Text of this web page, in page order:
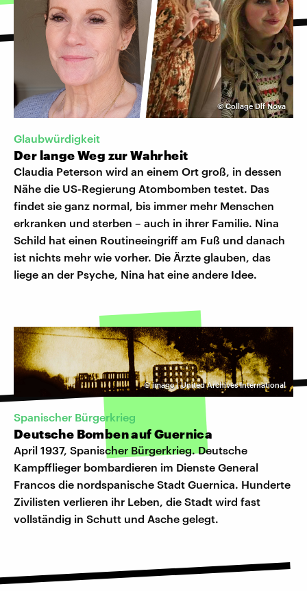
©Collage Dlf Nova
Glaubwürdigkeit
Der lange Weg zur Wahrheit
Claudia Peterson wird an einem Ort groß, in dessen
Nähe die US-Regierung Atombomben testet. Das
findet sie ganz normal, bis immer mehr Menschen
erkranken und sterben – auch in ihrer Familie. Nina
Schild hat einen Routineeingriff am Fuß und danach
ist nichts mehr wie vorher. Die Ärzte glauben, das
liege an der Psyche, Nina hat eine andere Idee.
©imago | United Archives International
Spanischer Bürgerkrieg
Deutsche Bomben auf Guernica
April 1937, Spanischer Bürgerkrieg. Deutsche
Kampfflieger bombardieren im Dienste General
Francos die nordspanische Stadt Guernica. Hunderte
Zivilisten verlieren ihr Leben, die Stadt wird fast
vollständig in Schutt und Asche gelegt.